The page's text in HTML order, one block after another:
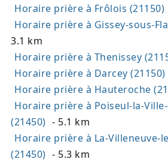
Horaire prière à Frôlois (21150)
Horaire prière à Gissey-sous-
3.1 km
Horaire prière à Thenissey
Horaire prière à Darcey (21150)
Horaire prière à Hauteroche
Horaire prière à Poiseul-la-
(21450) - 5.1 km
Horaire prière à La-Villeneuve-
(21450) - 5.3 km